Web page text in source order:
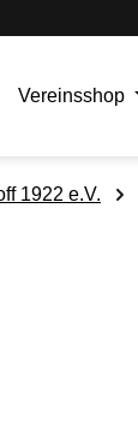
Vereinsshop
1922 e.V.